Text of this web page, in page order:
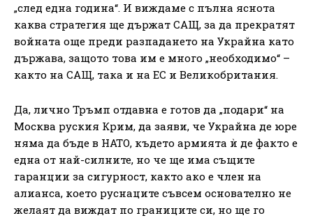
„след една година“. И виждаме с пълна яснота
каква стратегия ще държат САЩ, за да прекратят
войната още преди разпадането на Украйна като
държава, защото това им е много „необходимо“ –
както на САЩ, така и на ЕС и Великобритания.
Да, лично Тръмп отдавна е готов да „подари“ на
Москва руския Крим, да заяви, че Украйна де юре
няма да бъде в НАТО, където армията ѝ де факто е
една от най-силните, но че ще има същите
гаранции за сигурност, както ако е член на
алианса, което руснаците съвсем основателно не
желаят да виждат по границите си, но ще го